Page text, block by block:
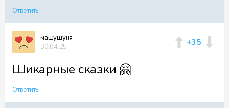
Ответить
машушуня
30.04.25
+35
Шикарные сказки 🤗
Ответить